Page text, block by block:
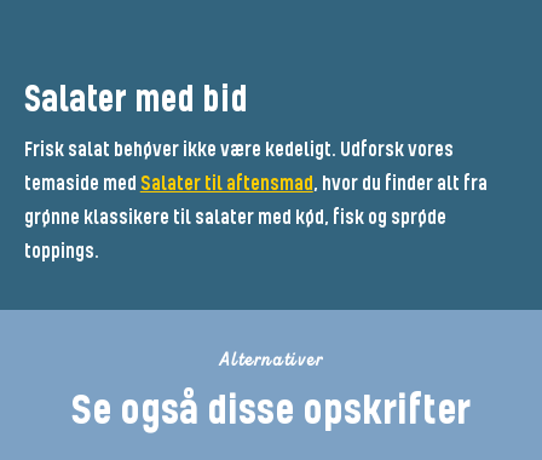
Salater med bid
Frisk salat behøver ikke være kedeligt. Udforsk vores
temaside med Salater til aftensmad, hvor du finder alt fra
grønne klassikere til salater med kød, fisk og sprøde
toppings.
Alternativer
Se også disse opskrifter